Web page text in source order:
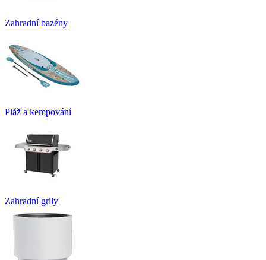
Zahradní bazény
Pláž a kempování
Zahradní grily